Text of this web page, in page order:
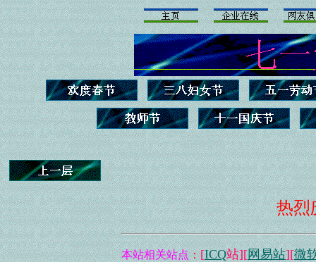
热烈
本站相关站点：[ICQ站][网易站][微